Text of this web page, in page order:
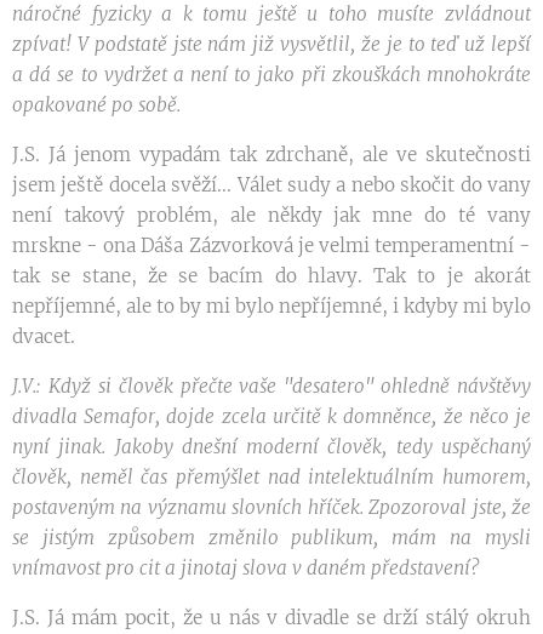
náročné fyzicky a k tomu ještě u toho musíte zvládnout
zpívat! V podstatě jste nám již vysvětlil, že je to teď už lepší
a dá se to vydržet a není to jako při zkouškách mnohokráte
opakované po sobě.
J.S. Já jenom vypadám tak zdrchaně, ale ve skutečnosti
jsem ještě docela svěží... Válet sudy a nebo skočit do vany
není takový problém, ale někdy jak mne do té vany
mrskne - ona Dáša Zázvorková je velmi temperamentní -
tak se stane, že se bacím do hlavy. Tak to je akorát
nepříjemné, ale to by mi bylo nepříjemné, i kdyby mi bylo
dvacet.
J.V.: Když si člověk přečte vaše "desatero" ohledně návštěvy
divadla Semafor, dojde zcela určitě k domněnce, že něco je
nyní jinak. Jakoby dnešní moderní člověk, tedy uspěchaný
člověk, neměl čas přemýšlet nad intelektuálním humorem,
postaveným na významu slovních hříček. Zpozoroval jste, že
se jistým způsobem změnilo publikum, mám na mysli
vnímavost pro cit a jinotaj slova v daném představení?
J.S. Já mám pocit, že u nás v divadle se drží stálý okruh